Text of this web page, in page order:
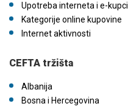
Upotreba interneta i e-kupci
Kategorije online kupovine
Internet aktivnosti
CEFTA tržišta
Albanija
Bosna i Hercegovina